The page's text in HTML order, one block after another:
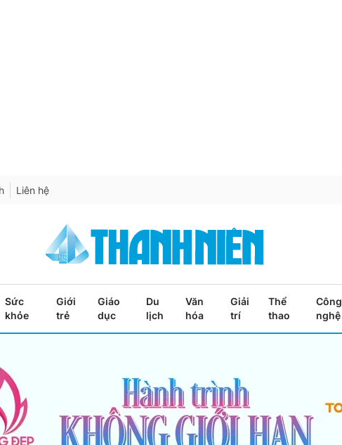
Liên hệ
Sức
khỏe
Giới
trẻ
Giáo
dục
Du
lịch
Văn
hóa
Giải
trí
Thể
thao
Công
nghệ